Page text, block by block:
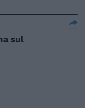
sul